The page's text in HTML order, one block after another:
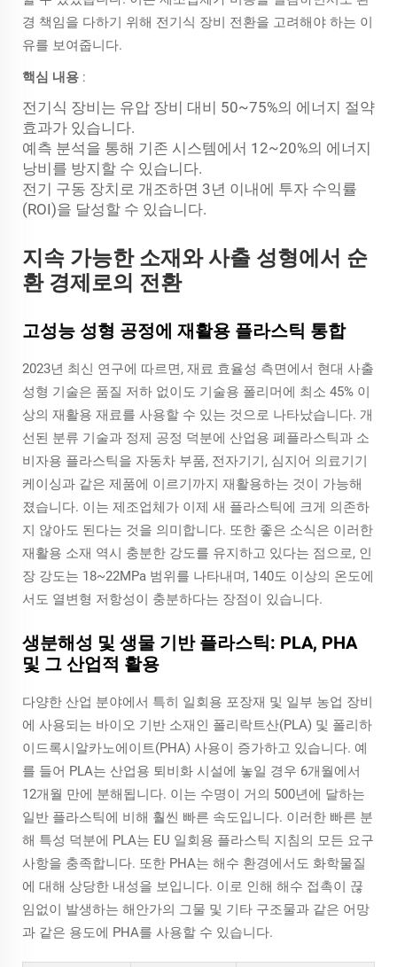
경 책임을 다하기 위해 전기식 장비 전환을 고려해야 하는 이
유를 보여줍니다.
핵심 내용 :
전기식 장비는 유압 장비 대비 50~75%의 에너지 절약
효과가 있습니다.
예측 분석을 통해 기존 시스템에서 12~20%의 에너지
낭비를 방지할 수 있습니다.
전기 구동 장치로 개조하면 3년 이내에 투자 수익률
(ROI)을 달성할 수 있습니다.
지속 가능한 소재와 사출 성형에서 순
환 경제로의 전환
고성능 성형 공정에 재활용 플라스틱 통합
2023년 최신 연구에 따르면, 재료 효율성 측면에서 현대 사출
성형 기술은 품질 저하 없이도 기술용 폴리머에 최소 45% 이
상의 재활용 재료를 사용할 수 있는 것으로 나타났습니다. 개
선된 분류 기술과 정제 공정 덕분에 산업용 폐플라스틱과 소
비자용 플라스틱을 자동차 부품, 전자기기, 심지어 의료기기
케이싱과 같은 제품에 이르기까지 재활용하는 것이 가능해
졌습니다. 이는 제조업체가 이제 새 플라스틱에 크게 의존하
지 않아도 된다는 것을 의미합니다. 또한 좋은 소식은 이러한
재활용 소재 역시 충분한 강도를 유지하고 있다는 점으로, 인
장 강도는 18~22MPa 범위를 나타내며, 140도 이상의 온도에
서도 열변형 저항성이 충분하다는 장점이 있습니다.
생분해성 및 생물 기반 플라스틱: PLA, PHA
및 그 산업적 활용
다양한 산업 분야에서 특히 일회용 포장재 및 일부 농업 장비
에 사용되는 바이오 기반 소재인 폴리락트산(PLA) 및 폴리하
이드록시알카노에이트(PHA) 사용이 증가하고 있습니다. 예
를 들어 PLA는 산업용 퇴비화 시설에 놓일 경우 6개월에서
12개월 만에 분해됩니다. 이는 수명이 거의 500년에 달하는
일반 플라스틱에 비해 훨씬 빠른 속도입니다. 이러한 빠른 분
해 특성 덕분에 PLA는 EU 일회용 플라스틱 지침의 모든 요구
사항을 충족합니다. 또한 PHA는 해수 환경에서도 화학물질
에 대해 상당한 내성을 보입니다. 이로 인해 해수 접촉이 끊
임없이 발생하는 해안가의 그물 및 기타 구조물과 같은 어망
과 같은 용도에 PHA를 사용할 수 있습니다.